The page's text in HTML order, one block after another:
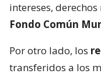
intereses,
Fondo Común
Por otro lado, los
transferidos a los